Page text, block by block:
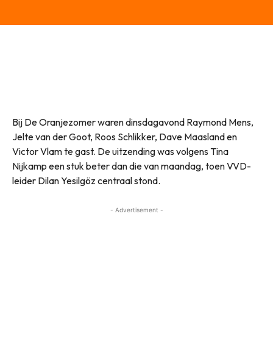
Bij De Oranjezomer waren dinsdagavond Raymond Mens,
Jelte van der Goot, Roos Schlikker, Dave Maasland en
Victor Vlam te gast. De uitzending was volgens Tina
Nijkamp een stuk beter dan die van maandag, toen VVD-
leider Dilan Yesilgöz centraal stond.
- Advertisement -